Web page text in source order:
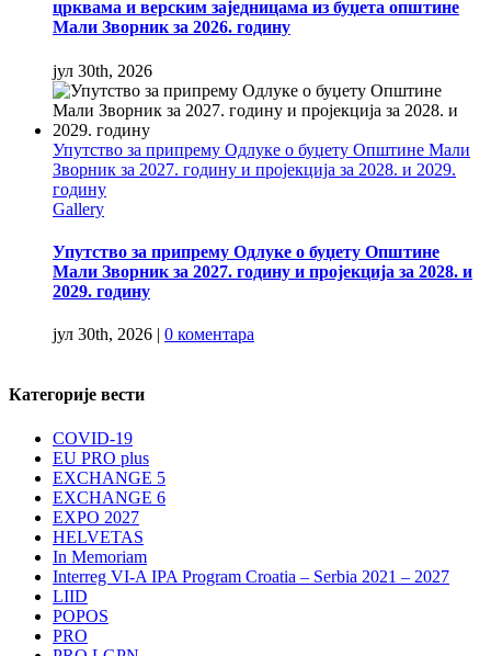
црквама и верским заједницама из буџета општине
Мали Зворник за 2026. годину
јул 30th, 2026
Упутство за припрему Одлуке о буџету Општине Мали
Зворник за 2027. годину и пројекција за 2028. и 2029.
годину
Gallery
Упутство за припрему Одлуке о буџету Општине
Мали Зворник за 2027. годину и пројекција за 2028. и
2029. годину
јул 30th, 2026 | 0 коментара
Категорије вести
COVID-19
EU PRO plus
EXCHANGE 5
EXCHANGE 6
EXPO 2027
HELVETAS
In Memoriam
Interreg VI-A IPA Program Croatia – Serbia 2021 – 2027
LIID
POPOS
PRO